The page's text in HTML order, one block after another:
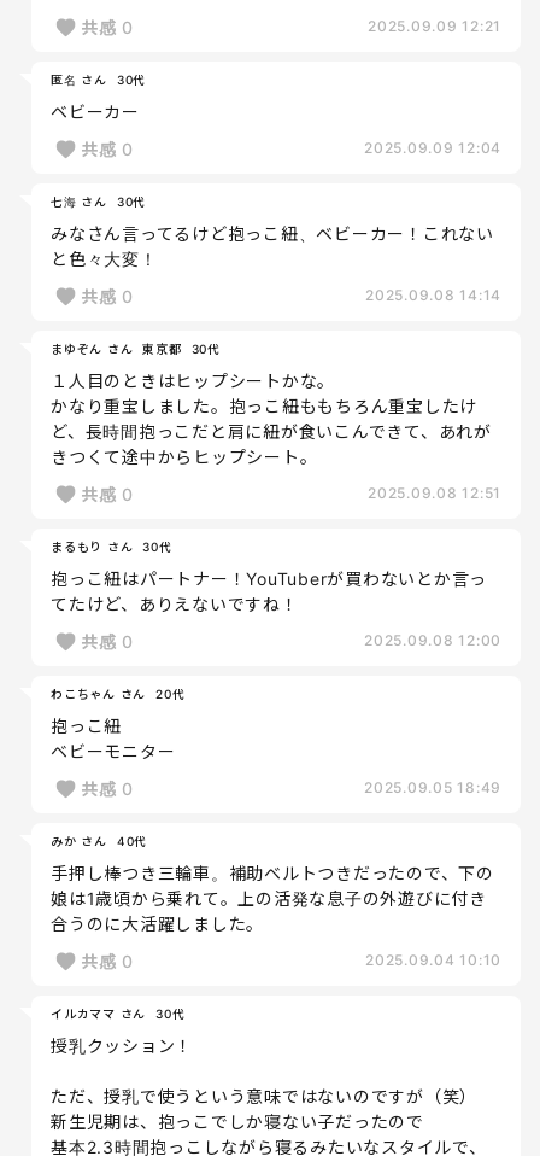
共感 0 2025.09.09 12:21
匿名 さん 30代
ベビーカー
共感 0 2025.09.09 12:04
七海 さん 30代
みなさん言ってるけど抱っこ紐、ベビーカー！これない
と色々大変！
共感 0 2025.09.08 14:14
まゆぞん さん 東京都 30代
１人目のときはヒップシートかな。
かなり重宝しました。抱っこ紐ももちろん重宝したけ
ど、長時間抱っこだと肩に紐が食いこんできて、あれが
きつくて途中からヒップシート。
共感 0 2025.09.08 12:51
まるもり さん 30代
抱っこ紐はパートナー！YouTuberが買わないとか言っ
てたけど、ありえないですね！
共感 0 2025.09.08 12:00
わこちゃん さん 20代
抱っこ紐
ベビーモニター
共感 0 2025.09.05 18:49
みか さん 40代
手押し棒つき三輪車。補助ベルトつきだったので、下の
娘は1歳頃から乗れて。上の活発な息子の外遊びに付き
合うのに大活躍しました。
共感 0 2025.09.04 10:10
イルカママ さん 30代
授乳クッション！
ただ、授乳で使うという意味ではないのですが（笑）
新生児期は、抱っこでしか寝ない子だったので
基本2.3時間抱っこしながら寝るみたいなスタイルで、